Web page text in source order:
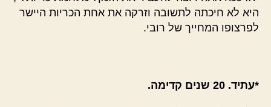
היא לא חיכתה לתשובה וזרקה את אחת הכריות היישר
לפרצופו המחייך של רובי.
*עתיד. 20 שנים קדימה.